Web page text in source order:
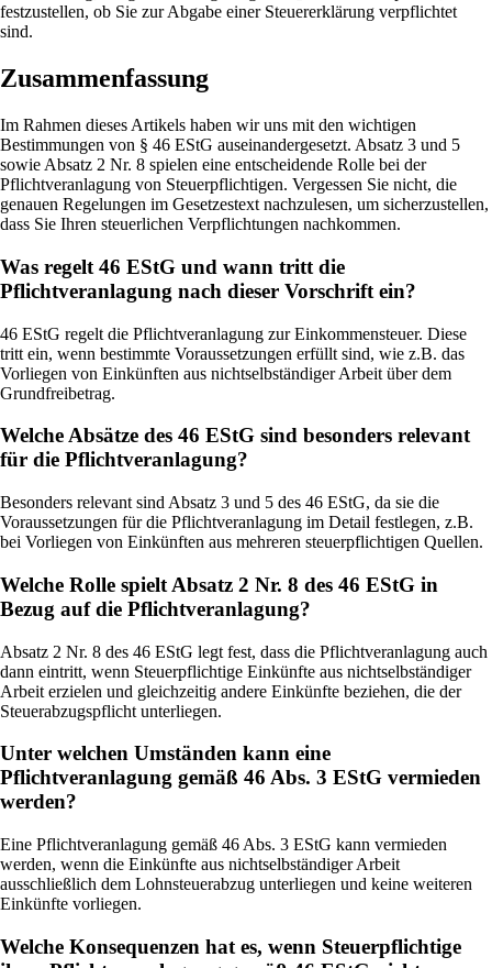
festzustellen, ob Sie zur Abgabe einer Steuererklärung verpflichtet
sind.
Zusammenfassung
Im Rahmen dieses Artikels haben wir uns mit den wichtigen
Bestimmungen von § 46 EStG auseinandergesetzt. Absatz 3 und 5
sowie Absatz 2 Nr. 8 spielen eine entscheidende Rolle bei der
Pflichtveranlagung von Steuerpflichtigen. Vergessen Sie nicht, die
genauen Regelungen im Gesetzestext nachzulesen, um sicherzustellen,
dass Sie Ihren steuerlichen Verpflichtungen nachkommen.
Was regelt 46 EStG und wann tritt die
Pflichtveranlagung nach dieser Vorschrift ein?
46 EStG regelt die Pflichtveranlagung zur Einkommensteuer. Diese
tritt ein, wenn bestimmte Voraussetzungen erfüllt sind, wie z.B. das
Vorliegen von Einkünften aus nichtselbständiger Arbeit über dem
Grundfreibetrag.
Welche Absätze des 46 EStG sind besonders relevant
für die Pflichtveranlagung?
Besonders relevant sind Absatz 3 und 5 des 46 EStG, da sie die
Voraussetzungen für die Pflichtveranlagung im Detail festlegen, z.B.
bei Vorliegen von Einkünften aus mehreren steuerpflichtigen Quellen.
Welche Rolle spielt Absatz 2 Nr. 8 des 46 EStG in
Bezug auf die Pflichtveranlagung?
Absatz 2 Nr. 8 des 46 EStG legt fest, dass die Pflichtveranlagung auch
dann eintritt, wenn Steuerpflichtige Einkünfte aus nichtselbständiger
Arbeit erzielen und gleichzeitig andere Einkünfte beziehen, die der
Steuerabzugspflicht unterliegen.
Unter welchen Umständen kann eine
Pflichtveranlagung gemäß 46 Abs. 3 EStG vermieden
werden?
Eine Pflichtveranlagung gemäß 46 Abs. 3 EStG kann vermieden
werden, wenn die Einkünfte aus nichtselbständiger Arbeit
ausschließlich dem Lohnsteuerabzug unterliegen und keine weiteren
Einkünfte vorliegen.
Welche Konsequenzen hat es, wenn Steuerpflichtige